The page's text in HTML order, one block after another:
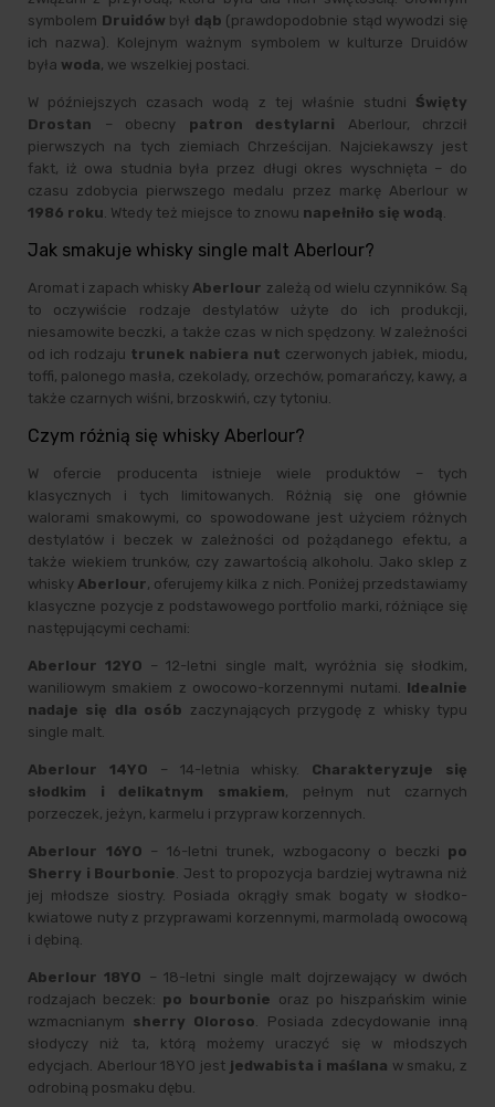
symbolem Druidów był dąb (prawdopodobnie stąd wywodzi się
ich nazwa). Kolejnym ważnym symbolem w kulturze Druidów
była woda, we wszelkiej postaci.
W późniejszych czasach wodą z tej właśnie studni Święty
Drostan – obecny patron destylarni Aberlour, chrzcił
pierwszych na tych ziemiach Chrześcijan. Najciekawszy jest
fakt, iż owa studnia była przez długi okres wyschnięta – do
czasu zdobycia pierwszego medalu przez markę Aberlour w
1986 roku . Wtedy też miejsce to znowu napełniło się wodą
Jak smakuje whisky single malt Aberlour?
Aromat i zapach whisky Aberlour zależą od wielu czynników. Są
to oczywiście rodzaje destylatów użyte do ich produkcji,
niesamowite beczki, a także czas w nich spędzony. W zależności
od ich rodzaju trunek nabiera nut czerwonych jabłek, miodu,
toffi, palonego masła, czekolady, orzechów, pomarańczy, kawy, a
także czarnych wiśni, brzoskwiń, czy tytoniu.
Czym różnią się whisky Aberlour?
W ofercie producenta istnieje wiele produktów – tych
klasycznych i tych limitowanych. Różnią się one głównie
walorami smakowymi, co spowodowane jest użyciem różnych
destylatów i beczek w zależności od pożądanego efektu, a
także wiekiem trunków, czy zawartością alkoholu. Jako sklep z
whisky Aberlour, oferujemy kilka z nich. Poniżej przedstawiamy
klasyczne pozycje z podstawowego portfolio marki, różniące się
następującymi cechami:
Aberlour 12YO – 12-letni single malt, wyróżnia się słodkim,
waniliowym smakiem z owocowo-korzennymi nutami. Idealnie
nadaje się dla osób zaczynających przygodę z whisky typu
single malt.
Aberlour 14YO – 14-letnia whisky. Charakteryzuje się
słodkim i delikatnym smakiem, pełnym nut czarnych
porzeczek, jeżyn, karmelu i przypraw korzennych.
Aberlour 16YO – 16-letni trunek, wzbogacony o beczki po
Sherry i Bourbonie . Jest to propozycja bardziej wytrawna niż
jej młodsze siostry. Posiada okrągły smak bogaty w słodko-
kwiatowe nuty z przyprawami korzennymi, marmoladą owocową
i dębiną.
Aberlour 18YO – 18-letni single malt dojrzewający w dwóch
rodzajach beczek: po bourbonie oraz po hiszpańskim winie
wzmacnianym sherry Oloroso . Posiada zdecydowanie inną
słodyczy niż ta, którą możemy uraczyć się w młodszych
edycjach. Aberlour 18YO jest jedwabista i maślana w smaku, z
odrobiną posmaku dębu.